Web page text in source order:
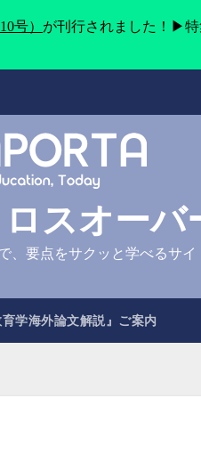
スオーバ
、要点をサクッと学べるサイ
育学海外論文解説』ご案内
号） が刊行されました！▶特